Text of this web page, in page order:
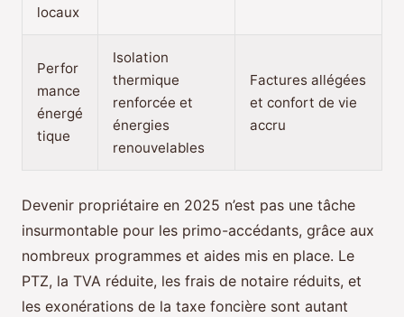
locaux
Perfor
mance
énergé
tique
Isolation
thermique
renforcée et
énergies
renouvelables
Factures allégées
et confort de vie
accru
Devenir propriétaire en 2025 n’est pas une tâche
insurmontable pour les primo-accédants, grâce aux
nombreux programmes et aides mis en place. Le
PTZ, la TVA réduite, les frais de notaire réduits, et
les exonérations de la taxe foncière sont autant